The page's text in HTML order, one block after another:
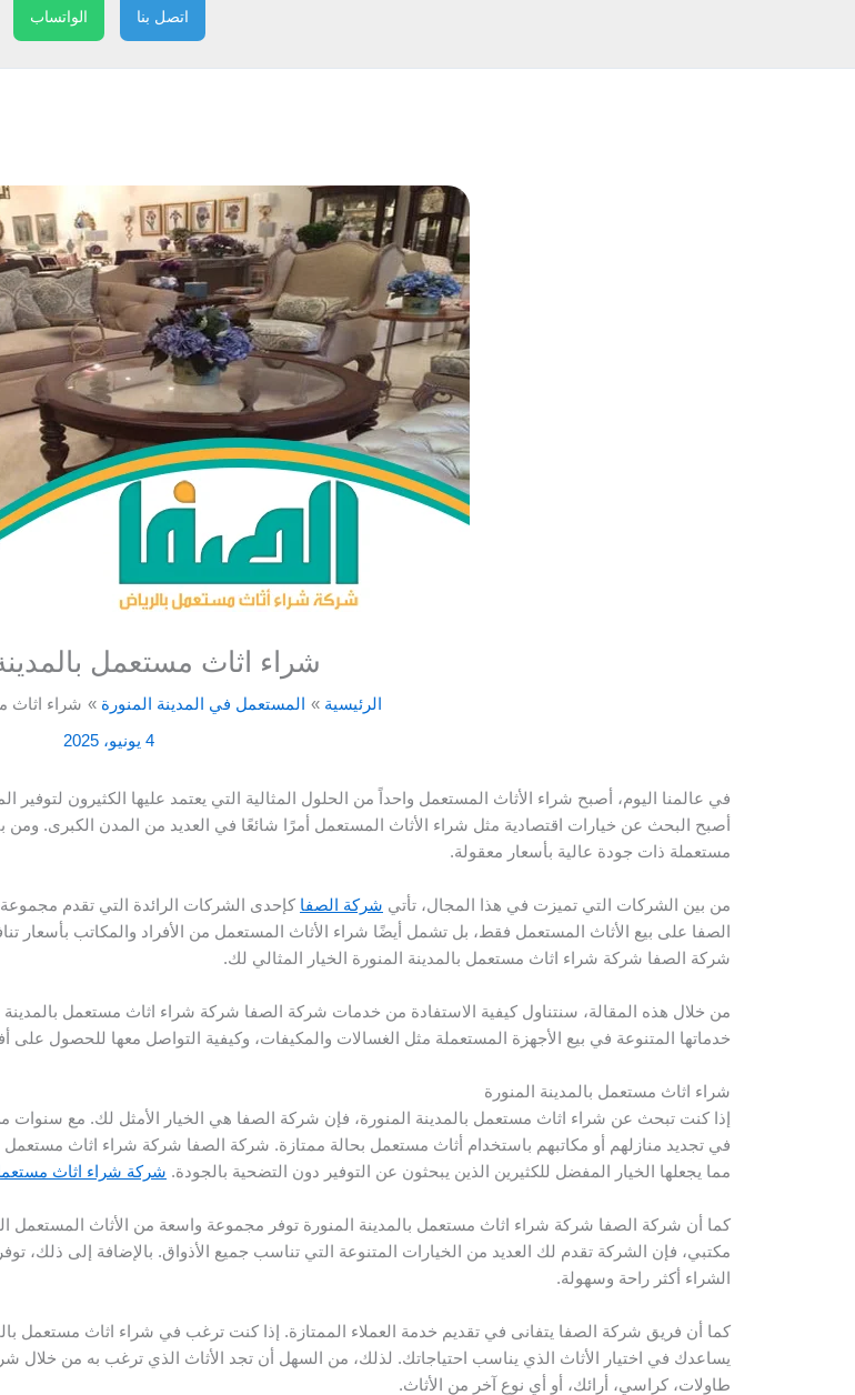
اتصل بنا الواتساب
شراء اثاث مستعمل
الرئيسية المستعمل في المدينة المنورة
شراء اثاث
4 يونيو، 2025
في عالمنا اليوم، أصبح شراء الأثاث المستعمل واحداً من الحلول المثالية التي يعتمد عليها الكثيرون لتوفير
أصبح البحث عن خيارات اقتصادية مثل شراء الأثاث المستعمل أمرًا شائعًا في العديد من المدن الكبرى. ومن
مستعملة ذات جودة عالية بأسعار معقولة.
من بين الشركات التي تميزت في هذا المجال، تأتي شركة الصفا كإحدى الشركات الرائدة التي تقدم
الصفا على بيع الأثاث المستعمل فقط، بل تشمل أيضًا شراء الأثاث المستعمل من الأفراد والمكاتب بأسعار
شركة الصفا شركة شراء اثاث مستعمل بالمدينة المنورة الخيار المثالي لك.
من خلال هذه المقالة، سنتناول كيفية الاستفادة من خدمات شركة الصفا شركة شراء اثاث مستعمل بالمدينة
خدماتها المتنوعة في بيع الأجهزة المستعملة مثل الغسالات والمكيفات، وكيفية التواصل معها للحصول
شراء اثاث مستعمل بالمدينة المنورة
إذا كنت تبحث عن شراء اثاث مستعمل بالمدينة المنورة، فإن شركة الصفا هي الخيار الأمثل لك. مع سنوات
في تجديد منازلهم أو مكاتبهم باستخدام أثاث مستعمل بحالة ممتازة. شركة الصفا شركة شراء اثاث مستعمل
مما يجعلها الخيار المفضل للكثيرين الذين يبحثون عن التوفير دون التضحية بالجودة. شركة شراء اثاث
كما أن شركة الصفا شركة شراء اثاث مستعمل بالمدينة المنورة توفر مجموعة واسعة من الأثاث المستعمل
مكتبي، فإن الشركة تقدم لك العديد من الخيارات المتنوعة التي تناسب جميع الأذواق. بالإضافة إلى ذلك،
الشراء أكثر راحة وسهولة.
كما أن فريق شركة الصفا يتفانى في تقديم خدمة العملاء الممتازة. إذا كنت ترغب في شراء اثاث مستعمل
يساعدك في اختيار الأثاث الذي يناسب احتياجاتك. لذلك، من السهل أن تجد الأثاث الذي ترغب به من
طاولات، كراسي، أرائك، أو أي نوع آخر من الأثاث.